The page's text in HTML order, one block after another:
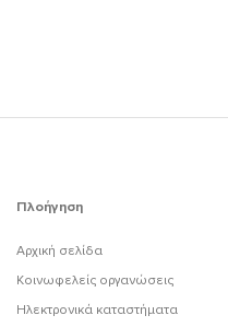
Πλοήγηση
Αρχική σελίδα
Κοινωφελείς οργανώσεις
Ηλεκτρονικά καταστήματα